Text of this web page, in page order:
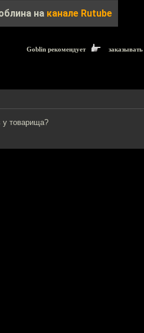
на канале Rutube
Goblin рекомендует заказывать
у товарища?